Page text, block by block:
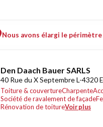
Nous avons élargi le
Den Daach Bauer SARLS
40 Rue du X Septembre L-4320
Toiture & couvertureCharpente
Société de ravalement de façade
Rénovation de toitureVoir plus